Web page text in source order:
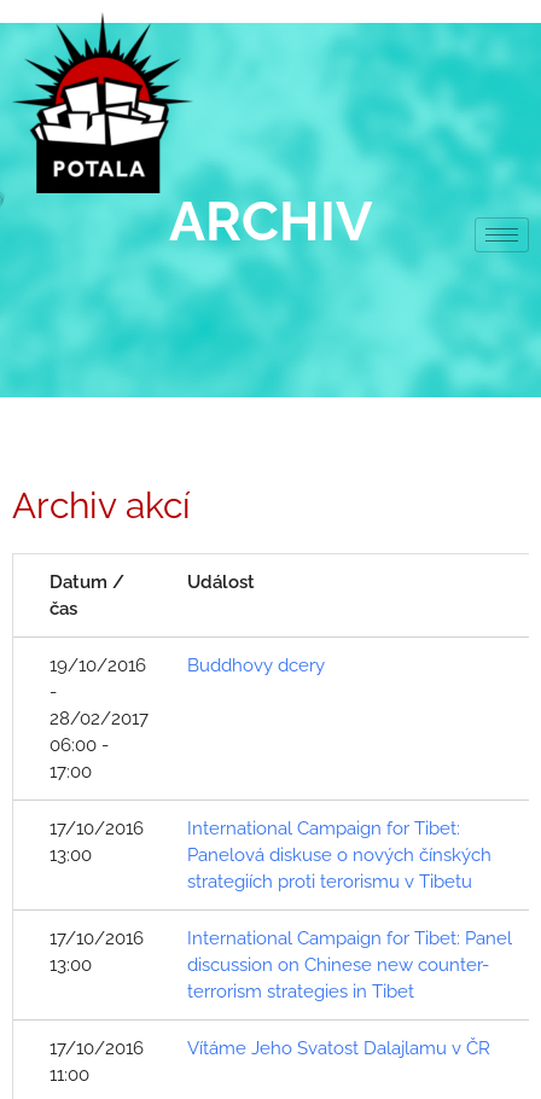
obsah
ARCHIV
Archiv akcí
Datum /
čas
Událost
19/10/2016
-
28/02/2017
06:00 -
17:00
Buddhovy dcery
17/10/2016
13:00
International Campaign for Tibet:
Panelová diskuse o nových čínských
strategiích proti terorismu v Tibetu
17/10/2016
13:00
International Campaign for Tibet: Panel
discussion on Chinese new counter-
terrorism strategies in Tibet
17/10/2016
11:00
Vítáme Jeho Svatost Dalajlamu v ČR